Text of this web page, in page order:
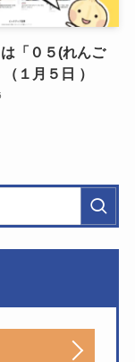
「０５(れんご
１月５日 ）